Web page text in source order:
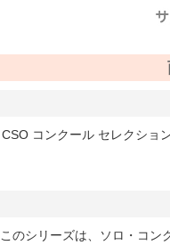
CSO コンクール セレクショ
このシリーズは、ソロ・コン